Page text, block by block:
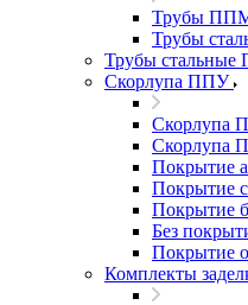
Трубы
Трубы
Трубы
Скорлупа ППУ
Скорлупа
Скорлупа
Покрытие
Покрытие
Покрытие
Без
Покрытие
Комплекты